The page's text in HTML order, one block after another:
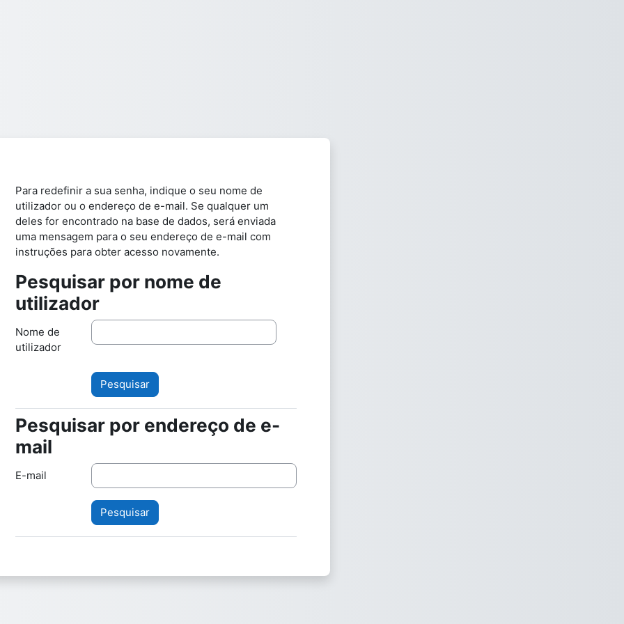
Para redefinir a sua senha, indique o seu nome de
utilizador ou o endereço de e-mail. Se qualquer um
deles for encontrado na base de dados, será enviada
uma mensagem para o seu endereço de e-mail com
instruções para obter acesso novamente.
Pesquisar por nome de utilizador
Pesquisar por nome de
utilizador
Nome de
utilizador
Pesquisar por endereço de e-mail
Pesquisar por endereço de e-
mail
E-mail